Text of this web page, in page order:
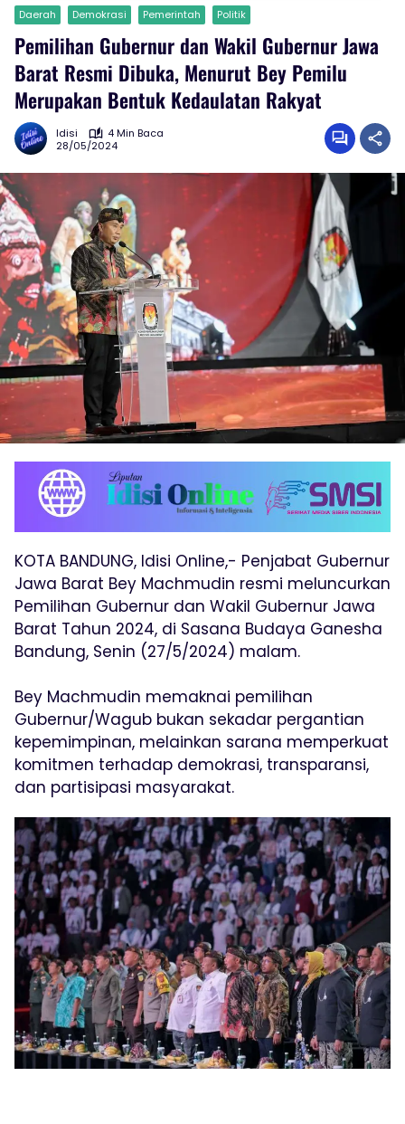
Daerah Demokrasi Pemerintah Politik
Pemilihan Gubernur dan Wakil Gubernur Jawa
Barat Resmi Dibuka, Menurut Bey Pemilu
Merupakan Bentuk Kedaulatan Rakyat
Idisi
4 Min Baca
28/05/2024
KOTA BANDUNG, Idisi Online,- Penjabat Gubernur
Jawa Barat Bey Machmudin resmi meluncurkan
Pemilihan Gubernur dan Wakil Gubernur Jawa
Barat Tahun 2024, di Sasana Budaya Ganesha
Bandung, Senin (27/5/2024) malam.
Bey Machmudin memaknai pemilihan
Gubernur/Wagub bukan sekadar pergantian
kepemimpinan, melainkan sarana memperkuat
komitmen terhadap demokrasi, transparansi,
dan partisipasi masyarakat.